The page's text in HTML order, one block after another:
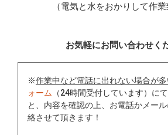
（電気と水をおかりして作業
お気軽にお問い合わせく
※作業中など電話に出れない場合が
ォーム
（24時間受付しています）に
と、内容を確認の上、お電話かメー
絡させて頂きます！